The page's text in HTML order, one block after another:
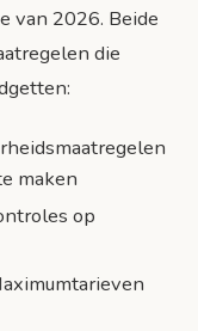
van 2026. Beide
die
maken
op